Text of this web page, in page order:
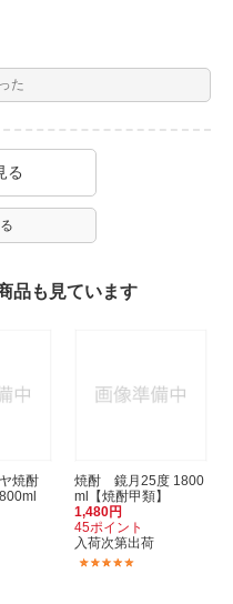
た
る
品も見ています
焼酎
焼酎 鏡月25度 1800
ml【焼酎甲類】
1,480円
45ポイント
入荷次第出荷